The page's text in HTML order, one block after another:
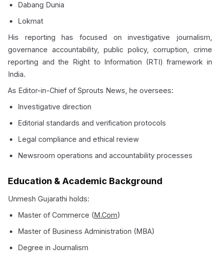
Dabang Dunia
Lokmat
His reporting has focused on investigative journalism,
governance accountability, public policy, corruption, crime
reporting and the Right to Information (RTI) framework in
India.
As Editor-in-Chief of Sprouts News, he oversees:
Investigative direction
Editorial standards and verification protocols
Legal compliance and ethical review
Newsroom operations and accountability processes
Education & Academic Background
Unmesh Gujarathi holds:
Master of Commerce (M.Com)
Master of Business Administration (MBA)
Degree in Journalism